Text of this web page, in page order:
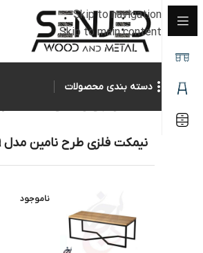
Skip to navigation
Skip to main content
دسته بندی محصولات
نیمکت فلزی طرح نامین مدل Mb-1009
ناموجود